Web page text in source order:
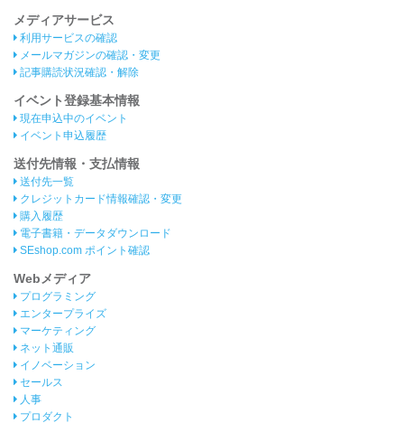
メディアサービス
利用サービスの確認
メールマガジンの確認・変更
記事購読状況確認・解除
イベント登録基本情報
現在申込中のイベント
イベント申込履歴
送付先情報・支払情報
送付先一覧
クレジットカード情報確認・変更
購入履歴
電子書籍・データダウンロード
SEshop.com ポイント確認
Webメディア
プログラミング
エンタープライズ
マーケティング
ネット通販
イノベーション
セールス
人事
プロダクト